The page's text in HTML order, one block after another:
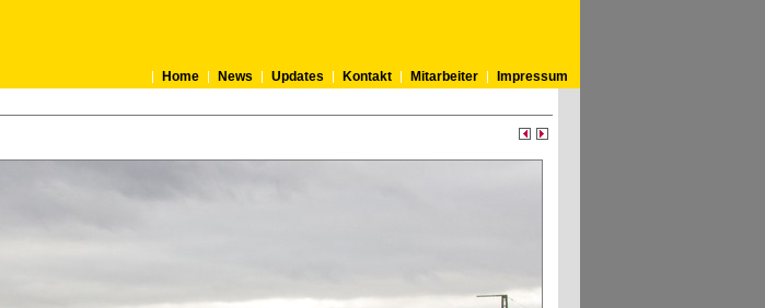
Home News Updates Kontakt Mitarbeiter
Impressum